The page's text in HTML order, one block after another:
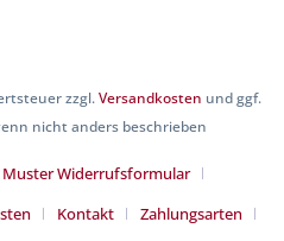
zzgl.Versandkosten und ggf.
nicht anders beschrieben
Muster Widerrufsformular
Kontakt
Zahlungsarten